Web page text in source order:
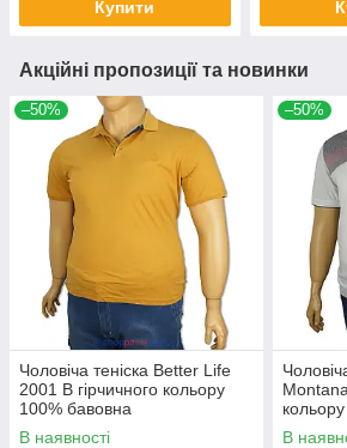
Купити
Акційні пропозиції та новинки
–50%
Чоловіча теніска Better Life
2001 B гірчичного кольору
100% бавовна
В наявності
–50%
кольору
В